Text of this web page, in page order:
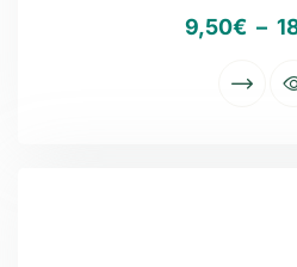
9,50€ –